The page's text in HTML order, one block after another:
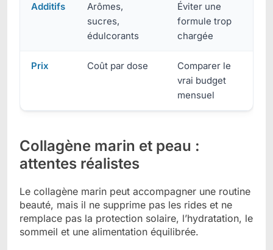
Additifs
Arômes,
sucres,
édulcorants
Éviter une
formule trop
chargée
Prix Coût par dose
Comparer le
vrai budget
mensuel
Collagène marin et peau :
attentes réalistes
Le collagène marin peut accompagner une routine
beauté, mais il ne supprime pas les rides et ne
remplace pas la protection solaire, l’hydratation, le
sommeil et une alimentation équilibrée.